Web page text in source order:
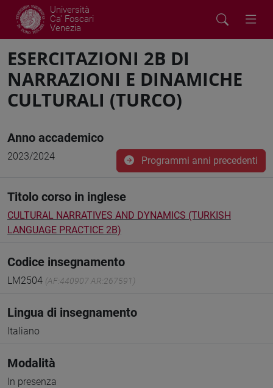
Università
Ca' Foscari
Venezia
ESERCITAZIONI 2B DI
NARRAZIONI E DINAMICHE
CULTURALI (TURCO)
Anno accademico
2023/2024 Programmi anni precedenti
Titolo corso in inglese
CULTURAL NARRATIVES AND DYNAMICS (TURKISH
LANGUAGE PRACTICE 2B)
Codice insegnamento
LM2504 (AF:440907 AR:267591)
Lingua di insegnamento
Italiano
Modalità
In presenza